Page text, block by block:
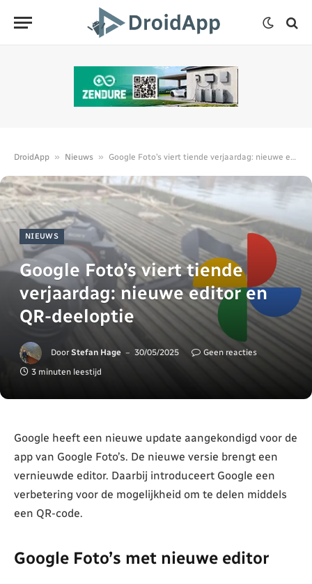
DroidApp » Nieuws » Google Foto’s viert tiende verjaardag: nieuwe editor en QR-deeloptie
NIEUWS
Google Foto’s viert tiende
verjaardag: nieuwe editor en
QR-deeloptie
Door Stefan Hage 30/05/2025
Geen reacties
3 minuten leestijd
Google heeft een nieuwe update aangekondigd voor de
app van Google Foto’s. De nieuwe versie brengt een
vernieuwde editor. Daarbij introduceert Google een
verbetering voor de mogelijkheid om te delen middels
een QR-code.
Google Foto’s met nieuwe editor